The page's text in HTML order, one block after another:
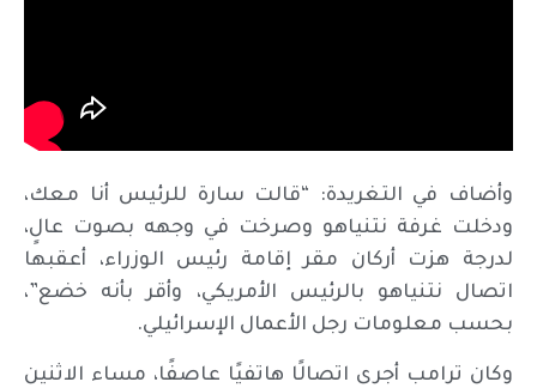
وأضاف في التغريدة: “قالت سارة للرئيس أنا معك،
ودخلت غرفة نتنياهو وصرخت في وجهه بصوت عالٍ،
لدرجة هزت أركان مقر إقامة رئيس الوزراء، أعقبها
اتصال نتنياهو بالرئيس الأمريكي، وأقر بأنه خضع”،
بحسب معلومات رجل الأعمال الإسرائيلي.
وكان ترامب أجرى اتصالًا هاتفيًا عاصفًا، مساء الاثنين